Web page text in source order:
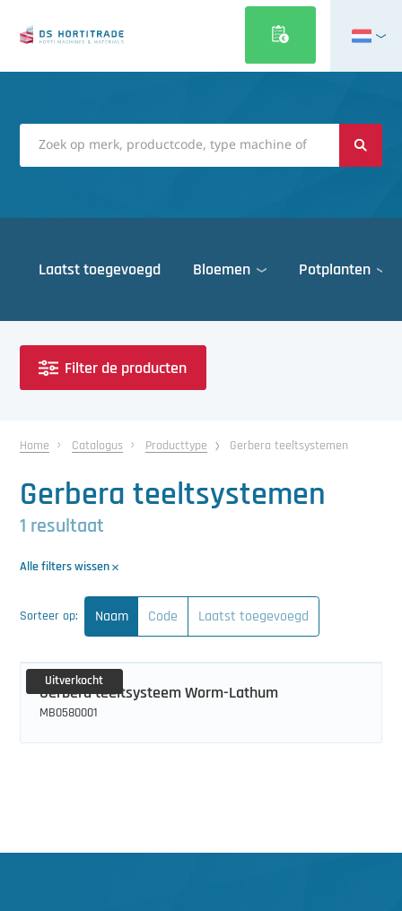
English
Deutsch
Polski
Română
Laatst toegevoegd Bloemen Potplanten
Gewasbescherming
Ontvochtiging
Reinigingsmachines
Teeltwisseling
Ventilatoren
Laatst toegevoegd
Home Catalogus Producttype Gerbera teeltsystemen
Gerbera teeltsystemen
1 resultaat
Alle filters wissen
Sorteer op: Naam Code Laatst toegevoegd
Uitverkocht
Gerbera teeltsysteem Worm-Lathum
MB0580001